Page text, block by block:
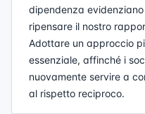
dipendenza
ripensare il nostro
Adottare un approccio
essenziale, affinché i
nuovamente servire a
al rispetto reciproco.